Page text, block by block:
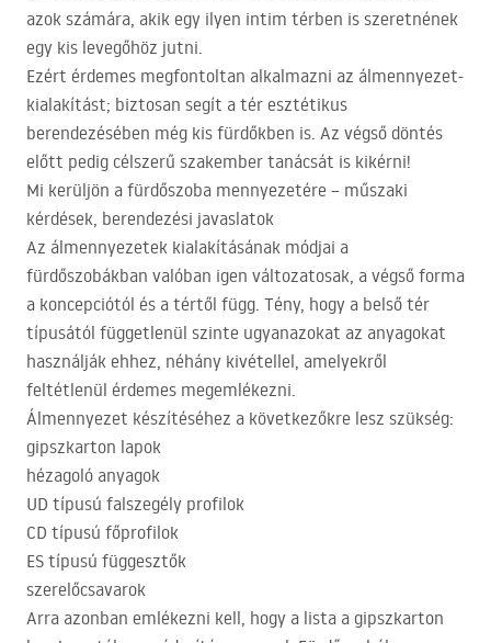
azok számára, akik egy ilyen intim térben is szeretnének
egy kis levegőhöz jutni.
Ezért érdemes megfontoltan alkalmazni az álmennyezet-
kialakítást; biztosan segít a tér esztétikus
berendezésében még kis fürdőkben is. Az végső döntés
előtt pedig célszerű szakember tanácsát is kikérni!
Mi kerüljön a fürdőszoba mennyezetére – műszaki
kérdések, berendezési javaslatok
Az álmennyezetek kialakításának módjai a
fürdőszobákban valóban igen változatosak, a végső forma
a koncepciótól és a tértől függ. Tény, hogy a belső tér
típusától függetlenül szinte ugyanazokat az anyagokat
használják ehhez, néhány kivétellel, amelyekről
feltétlenül érdemes megemlékezni.
Álmennyezet készítéséhez a következőkre lesz szükség:
gipszkarton lapok
hézagoló anyagok
UD típusú falszegély profilok
CD típusú főprofilok
ES típusú függesztők
szerelőcsavarok
Arra azonban emlékezni kell, hogy a lista a gipszkarton